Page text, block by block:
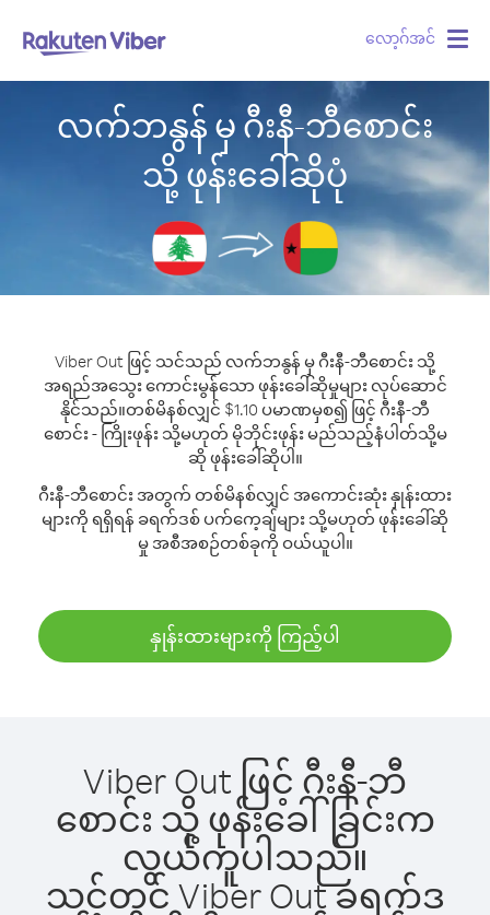
လော့ဂ်အင်
လက်ဘနွန် မှ ဂီးနီ-ဘီစောင်း
သို့ ဖုန်းခေါ်ဆိုပုံ
Viber Out ဖြင့် သင်သည် လက်ဘနွန် မှ ဂီးနီ-ဘီစောင်း သို့
အရည်အသွေး ကောင်းမွန်သော ဖုန်းခေါ်ဆိုမှုများ လုပ်ဆောင်
နိုင်သည်။တစ်မိနစ်လျှင် $1.10 ပမာဏမှစ၍ ဖြင့် ဂီးနီ-ဘီ
စောင်း - ကြိုးဖုန်း သို့မဟုတ် မိုဘိုင်းဖုန်း မည်သည့်နံပါတ်သို့မ
ဆို ဖုန်းခေါ်ဆိုပါ။
ဂီးနီ-ဘီစောင်း အတွက် တစ်မိနစ်လျှင် အကောင်းဆုံး နှုန်းထား
များကို ရရှိရန် ခရက်ဒစ် ပက်ကေ့ချ်များ သို့မဟုတ် ဖုန်းခေါ်ဆို
မှု အစီအစဉ်တစ်ခုကို ဝယ်ယူပါ။
နှုန်းထားများကို ကြည့်ပါ
Viber Out ဖြင့် ဂီးနီ-ဘီ
စောင်း သို့ ဖုန်းခေါ်ခြင်းက
လွယ်ကူပါသည်။
သင့်တွင် Viber Out ခရက်ဒ